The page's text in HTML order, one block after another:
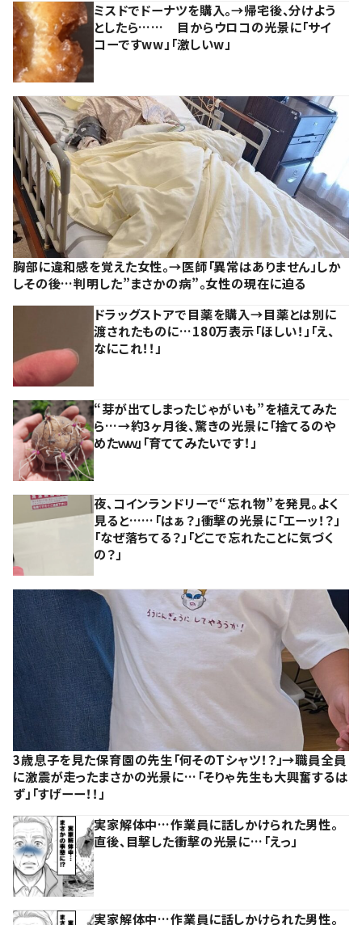
ミスドでドーナツを購入。→帰宅後、分けよう
としたら…… 目からウロコの光景に「サイ
コーですww」「激しいw」
胸部に違和感を覚えた女性。→医師「異常はありません」しか
しその後…判明した”まさかの病”。女性の現在に迫る
ドラッグストアで目薬を購入→目薬とは別に
渡されたものに…180万表示「ほしい！」「え、
なにこれ！！」
“芽が出てしまったじゃがいも”を植えてみた
ら…→約3ヶ月後、驚きの光景に「捨てるのや
めたｗｗ」「育ててみたいです！」
夜、コインランドリーで“忘れ物”を発見。よく
見ると……「はぁ？」衝撃の光景に「エーッ！？」
「なぜ落ちてる？」「どこで忘れたことに気づく
の？」
3歳息子を見た保育園の先生「何そのTシャツ！？」→職員全員
に激震が走ったまさかの光景に…「そりゃ先生も大興奮するは
ず」「すげーー！！」
実家解体中…作業員に話しかけられた男性。
直後、目撃した衝撃の光景に…「えっ」
実家解体中…作業員に話しかけられた男性。